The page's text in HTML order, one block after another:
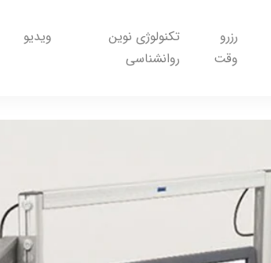
رزرو
وقت
تکنولوژی نوین
روانشناسی
ویدیو